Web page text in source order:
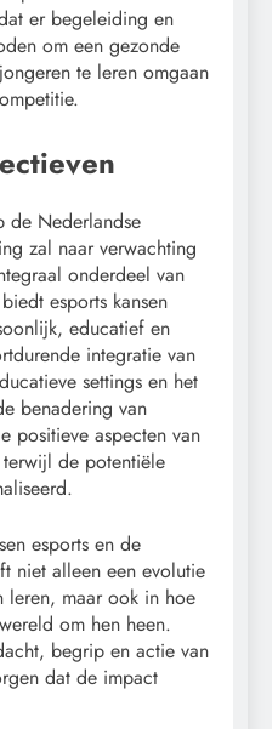
er begeleiding en
om een gezonde
te leren omgaan
de Nederlandse
zal naar verwachting
onderdeel van
esports kansen
educatief en
integratie van
settings en het
benadering van
positieve aspecten van
de potentiële
esports en de
niet alleen een evolutie
leren, maar ook in hoe
om hen heen.
begrip en actie van
dat de impact